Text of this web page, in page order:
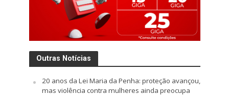
Outras Notícias
20 anos da Lei Maria da Penha: proteção avançou,
mas violência contra mulheres ainda preocupa